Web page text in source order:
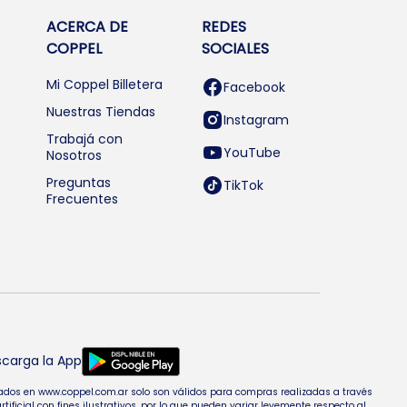
ACERCA DE
COPPEL
Mi Coppel Billetera
Nuestras Tiendas
Trabajá con
Nosotros
Preguntas
Frecuentes
REDES
SOCIALES
Facebook
Instagram
YouTube
TikTok
la App
en www.coppel.com.ar solo son válidos para compras realizadas a través